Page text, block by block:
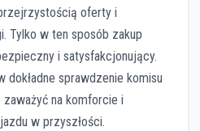
oferty i
Tylko w ten sposób zakup
i satysfakcjonujący.
dokładne sprawdzenie komisu
na komforcie i
w przyszłości.